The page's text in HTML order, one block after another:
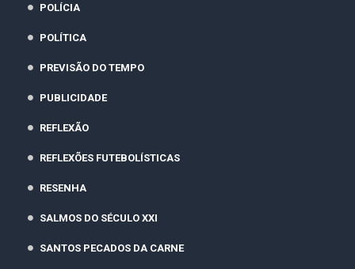
POLÍCIA
POLÍTICA
PREVISÃO DO TEMPO
PUBLICIDADE
REFLEXÃO
REFLEXÕES FUTEBOLÍSTICAS
RESENHA
SALMOS DO SÉCULO XXI
SANTOS PECADOS DA CARNE